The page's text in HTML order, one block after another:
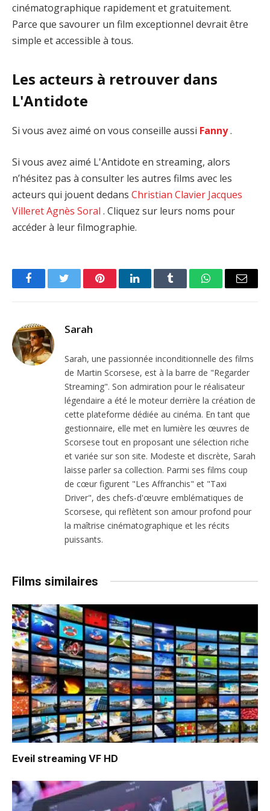
cinématographique rapidement et gratuitement.
Parce que savourer un film exceptionnel devrait être
simple et accessible à tous.
Les acteurs à retrouver dans
L'Antidote
Si vous avez aimé on vous conseille aussi Fanny.
Si vous avez aimé L'Antidote en streaming, alors
n’hésitez pas à consulter les autres films avec les
acteurs qui jouent dedans Christian Clavier Jacques
VilleretAgnès Soral . Cliquez sur leurs noms pour
accéder à leur filmographie.
FacebookTwitter PinterestLinkedInTumblr WhatsAppEmail
Sarah
Sarah, une passionnée inconditionnelle des films
de Martin Scorsese, est à la barre de "Regarder
Streaming". Son admiration pour le réalisateur
légendaire a été le moteur derrière la création de
cette plateforme dédiée au cinéma. En tant que
gestionnaire, elle met en lumière les œuvres de
Scorsese tout en proposant une sélection riche
et variée sur son site. Modeste et discrète, Sarah
laisse parler sa collection. Parmi ses films coup
de cœur figurent "Les Affranchis" et "Taxi
Driver", des chefs-d'œuvre emblématiques de
Scorsese, qui reflètent son amour profond pour
la maîtrise cinématographique et les récits
puissants.
Films similaires
Eveil streaming VF HD